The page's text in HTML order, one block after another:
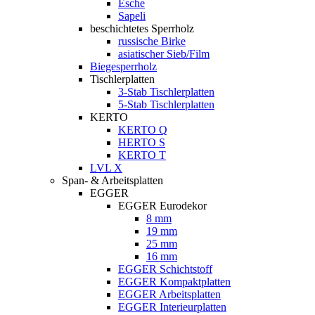
Esche
Sapeli
beschichtetes Sperrholz
russische Birke
asiatischer Sieb/Film
Biegesperrholz
Tischlerplatten
3-Stab Tischlerplatten
5-Stab Tischlerplatten
KERTO
KERTO Q
HERTO S
KERTO T
LVL X
Span- & Arbeitsplatten
EGGER
EGGER Eurodekor
8 mm
19 mm
25 mm
16 mm
EGGER Schichtstoff
EGGER Kompaktplatten
EGGER Arbeitsplatten
EGGER Interieurplatten